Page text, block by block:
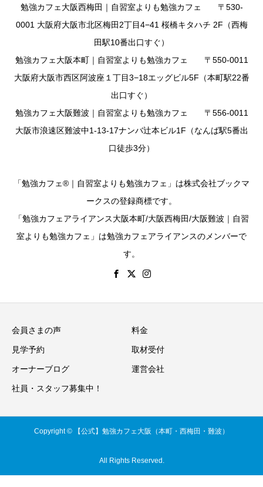
勉強カフェ大阪西梅田｜自習室よりも勉強カフェ 〒530-
0001 大阪府大阪市北区梅田2丁目4−41 桜橋キタハチ 2F（西梅
田駅10番出口すぐ）
勉強カフェ大阪本町｜自習室よりも勉強カフェ 〒550-0011
大阪府大阪市西区阿波座１丁目3−18エッグビル5F（本町駅22番
出口すぐ）
勉強カフェ大阪難波｜自習室よりも勉強カフェ 〒556-0011
大阪市浪速区難波中1-13-17ナンバ辻本ビル1F（なんば駅5番出
口徒歩3分）
「勉強カフェ®｜自習室よりも勉強カフェ」は株式会社ブックマ
ークスの登録商標です。
「勉強カフェアライアンス大阪本町/大阪西梅田/大阪難波｜自習
室よりも勉強カフェ」は勉強カフェアライアンスのメンバーで
す。
会員さまの声 料金
見学予約 取材受付
オーナーブログ 運営会社
社員・スタッフ募集中！
Copyright © 【公式】勉強カフェ大阪（本町・西梅田・難波）
All Rights Reserved.